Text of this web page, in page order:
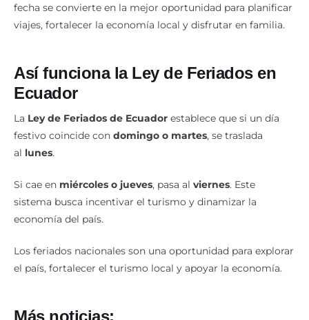
fecha se convierte en la mejor oportunidad para planificar
viajes, fortalecer la economía local y disfrutar en familia.
Así funciona la Ley de Feriados en
Ecuador
La Ley de Feriados de Ecuador establece que si un día
festivo coincide con domingo o martes, se traslada
al lunes.
Si cae en miércoles o jueves, pasa al viernes. Este
sistema busca incentivar el turismo y dinamizar la
economía del país.
Los feriados nacionales son una oportunidad para explorar
el país, fortalecer el turismo local y apoyar la economía.